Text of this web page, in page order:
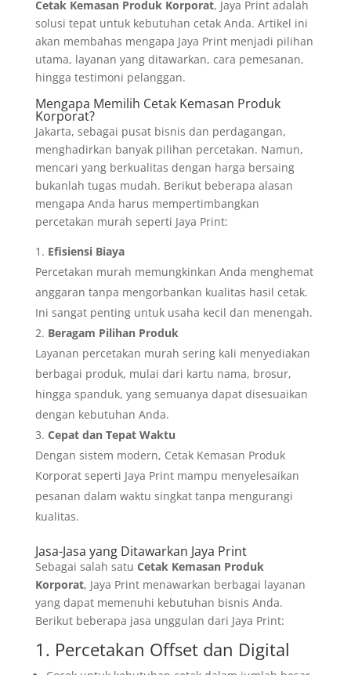
Cetak Kemasan Produk Korporat, Jaya Print adalah
solusi tepat untuk kebutuhan cetak Anda. Artikel ini
akan membahas mengapa Jaya Print menjadi pilihan
utama, layanan yang ditawarkan, cara pemesanan,
hingga testimoni pelanggan.
Mengapa Memilih Cetak Kemasan Produk
Korporat?
Jakarta, sebagai pusat bisnis dan perdagangan,
menghadirkan banyak pilihan percetakan. Namun,
mencari yang berkualitas dengan harga bersaing
bukanlah tugas mudah. Berikut beberapa alasan
mengapa Anda harus mempertimbangkan
percetakan murah seperti Jaya Print:
Efisiensi Biaya
Percetakan murah memungkinkan Anda menghemat
anggaran tanpa mengorbankan kualitas hasil cetak.
Ini sangat penting untuk usaha kecil dan menengah.
Beragam Pilihan Produk
Layanan percetakan murah sering kali menyediakan
berbagai produk, mulai dari kartu nama, brosur,
hingga spanduk, yang semuanya dapat disesuaikan
dengan kebutuhan Anda.
Cepat dan Tepat Waktu
Dengan sistem modern, Cetak Kemasan Produk
Korporat seperti Jaya Print mampu menyelesaikan
pesanan dalam waktu singkat tanpa mengurangi
kualitas.
Jasa-Jasa yang Ditawarkan Jaya Print
Sebagai salah satu Cetak Kemasan Produk
Korporat, Jaya Print menawarkan berbagai layanan
yang dapat memenuhi kebutuhan bisnis Anda.
Berikut beberapa jasa unggulan dari Jaya Print:
1. Percetakan Offset dan Digital